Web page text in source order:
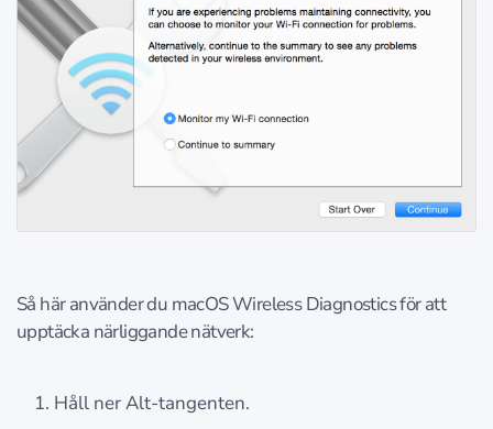
Så här använder du macOS Wireless Diagnostics för att
upptäcka närliggande nätverk:
Håll ner Alt-tangenten.